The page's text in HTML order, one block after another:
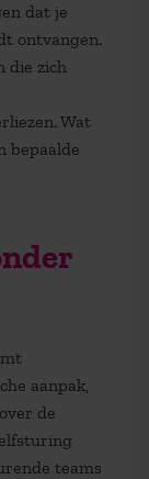
dat je
ontvangen.
die zich
Wat
bepaalde
aanpak,
de
teams